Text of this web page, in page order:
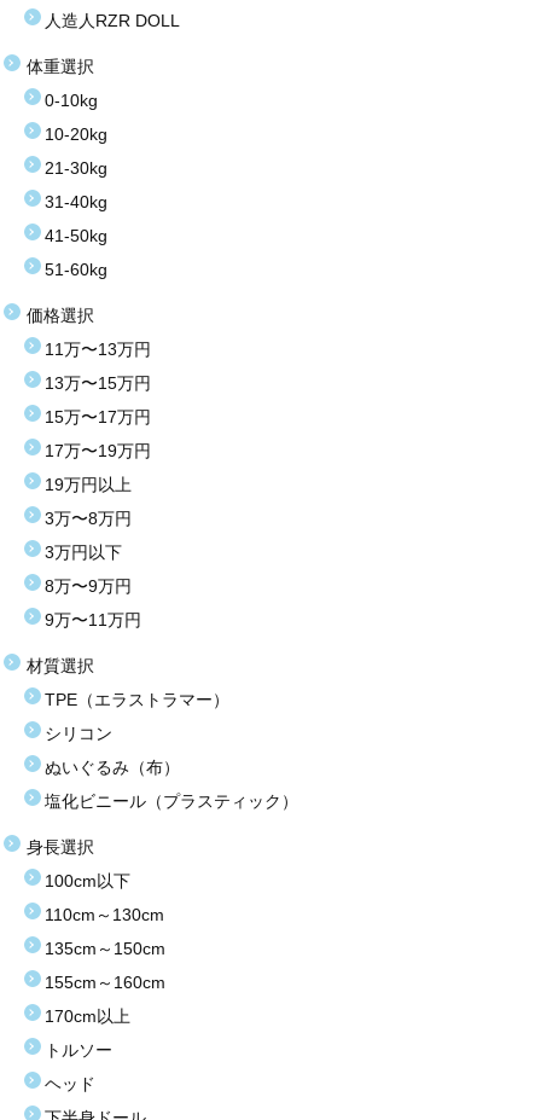
人造人RZR DOLL
体重選択
0-10kg
10-20kg
21-30kg
31-40kg
41-50kg
51-60kg
価格選択
11万〜13万円
13万〜15万円
15万〜17万円
17万〜19万円
19万円以上
3万〜8万円
3万円以下
8万〜9万円
9万〜11万円
材質選択
TPE（エラストラマー）
シリコン
ぬいぐるみ（布）
塩化ビニール（プラスティック）
身長選択
100cm以下
110cm～130cm
135cm～150cm
155cm～160cm
170cm以上
トルソー
ヘッド